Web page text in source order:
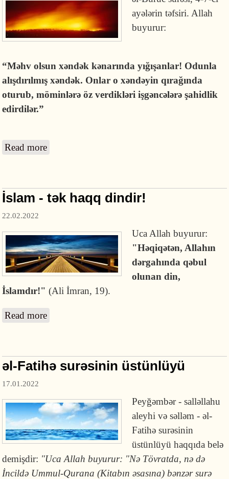
ayələrin təfsiri. Allah
buyurur:
“Məhv olsun xəndək kənarında yığışanlar! Odunla
alışdırılmış xəndək. Onlar o xəndəyin qırağında
oturub, möminlərə öz verdikləri işgəncələrə şahidlik
edirdilər.”
Read more
İslam - tək haqq dindir!
22.02.2022
Uca Allah buyurur:
"Həqiqətən, Allahın
dərgahında qəbul
olunan din,
İslamdır!"(Ali İmran, 19).
Read more
əl-Fatihə surəsinin üstünlüyü
17.01.2022
Peyğəmbər - salləllahu
aleyhi və səlləm - əl-
Fatihə surəsinin
üstünlüyü haqqıda belə
demişdir: "Uca Allah buyurur: "Nə Tövratda, nə də
İncildə Ummul-Qurana (Kitabın əsasına) bənzər surə